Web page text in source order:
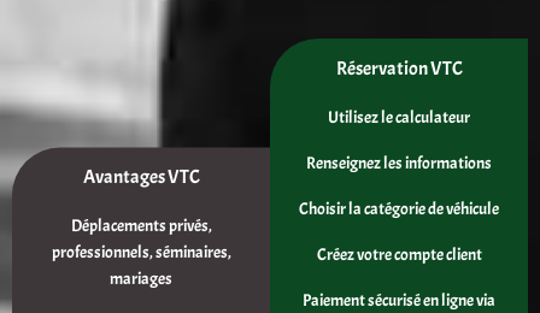
Avantages VTC
Déplacements privés,
professionnels, séminaires,
mariages
Réservation VTC
Utilisez le calculateur
Renseignez les informations
Choisir la catégorie de véhicule
Créez votre compte client
Paiement sécurisé en ligne via